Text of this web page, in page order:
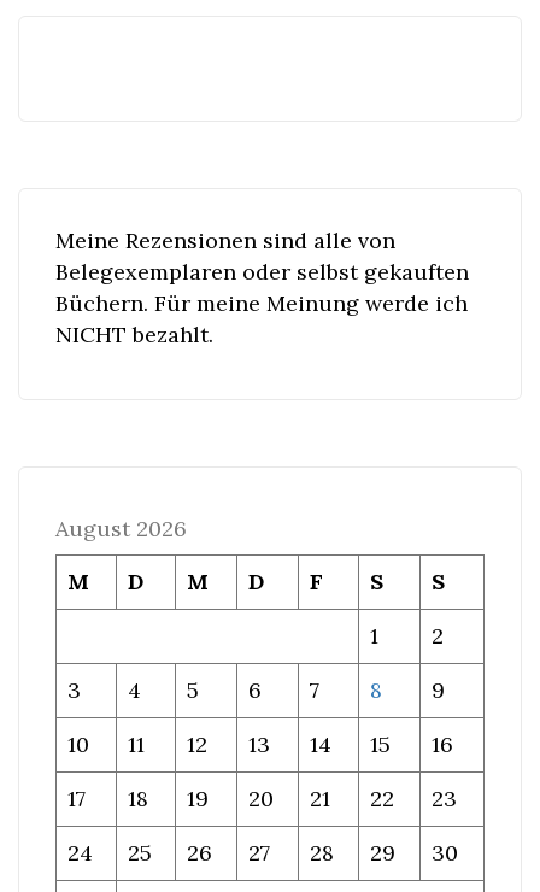
Meine Rezensionen sind alle von
Belegexemplaren oder selbst gekauften
Büchern. Für meine Meinung werde ich
NICHT bezahlt.
August 2026
M
D M D F S
S
1
2
3
4 5 6 7 8
9
10
11 12 13 14 15
16
17
18 19 20 21 22
23
24
25 26 27 28 29
30